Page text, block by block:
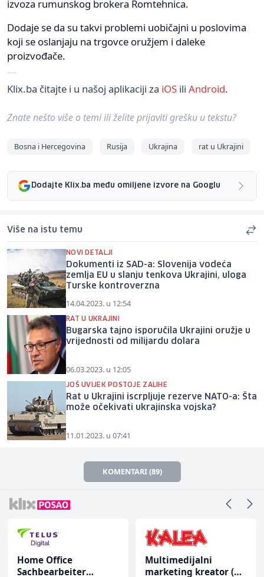
izvoza rumunskog brokera Romtehnica.
Dodaje se da su takvi problemi uobičajni u poslovima
koji se oslanjaju na trgovce oružjem i daleke
proizvođače.
Klix.ba čitajte i u našoj aplikaciji za iOS ili Android.
Znate nešto više o temi ili želite prijaviti grešku u tekstu?
Bosna i Hercegovina Rusija Ukrajina rat u Ukrajini
Dodajte Klix.ba među omiljene izvore na Googlu
Više na istu temu
NOVI DETALJI
Dokumenti iz SAD-a: Slovenija vodeća
zemlja EU u slanju tenkova Ukrajini, uloga
Turske kontroverzna
14.04.2023. u 12:54
RAT U UKRAJINI
Bugarska tajno isporučila Ukrajini oružje u
vrijednosti od milijardu dolara
06.03.2023. u 12:05
JOŠ UVIJEK POSTOJE ZALIHE
Rat u Ukrajini iscrpljuje rezerve NATO-a: Šta
može očekivati ukrajinska vojska?
11.01.2023. u 07:41
KOMENTARI (89)
Home Office
Sachbearbeiter
Multimedijalni
marketing kreator (m/